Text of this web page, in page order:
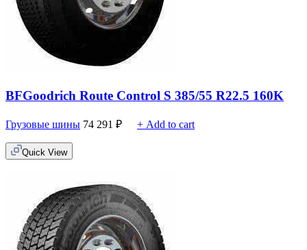
BFGoodrich Route Control S 385/55 R22.5 160K
Грузовые шины 74 291 ₽ + Add to cart
Quick View